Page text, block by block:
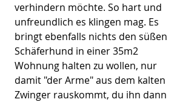
verhindern möchte. So hart und
unfreundlich es klingen mag. Es
bringt ebenfalls nichts den süßen
Schäferhund in einer 35m2
Wohnung halten zu wollen, nur
damit "der Arme" aus dem kalten
Zwinger rauskommt, du ihn dann